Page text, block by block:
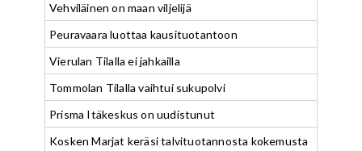
Vehviläinen on maan viljelijä
Peuravaara luottaa kausituotantoon
Vierulan Tilalla ei jahkailla
Tommolan Tilalla vaihtui sukupolvi
Prisma Itäkeskus on uudistunut
Kosken Marjat keräsi talvituotannosta kokemusta